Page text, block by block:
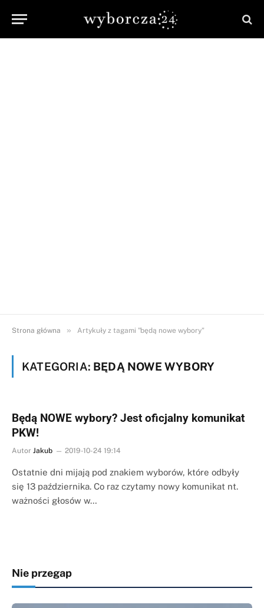
Strona główna » Artykuły z tagami "będą nowe wybory"
KATEGORIA: BĘDĄ NOWE WYBORY
Będą NOWE wybory? Jest oficjalny komunikat
PKW!
Autor Jakub 2019-10-24 19:14
Ostatnie dni mijają pod znakiem wyborów, które odbyły
się 13 października. Co raz czytamy nowy komunikat nt.
ważności głosów w…
Nie przegap